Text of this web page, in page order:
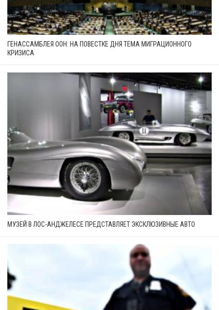
ГЕНАССАМБЛЕЯ ООН: НА ПОВЕСТКЕ ДНЯ ТЕМА МИГРАЦИОННОГО
КРИЗИСА
МУЗЕЙ В ЛОС-АНДЖЕЛЕСЕ ПРЕДСТАВЛЯЕТ ЭКСКЛЮЗИВНЫЕ АВТО